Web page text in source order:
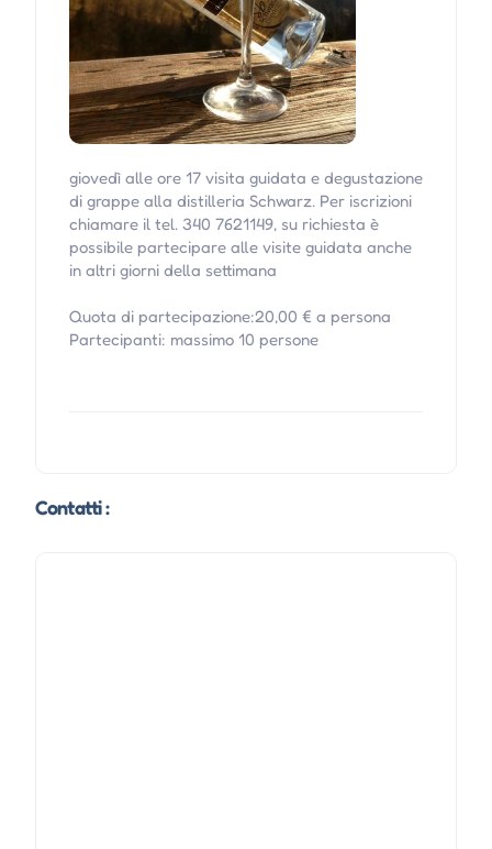
giovedì alle ore 17 visita guidata e degustazione
di grappe alla distilleria Schwarz. Per iscrizioni
chiamare il tel. 340 7621149, su richiesta è
possibile partecipare alle visite guidata anche
in altri giorni della settimana
Quota di partecipazione:20,00 € a persona
Partecipanti: massimo 10 persone
Contatti :